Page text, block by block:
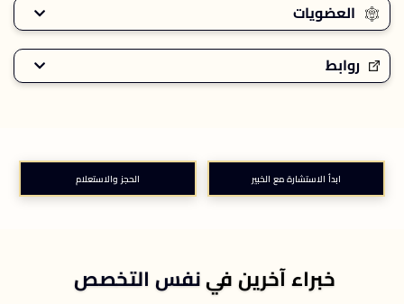
العضويات
روابط
ابدأ الاستشارة مع الخبير الحجز والاستعلام
خبراء آخرين في نفس التخصص